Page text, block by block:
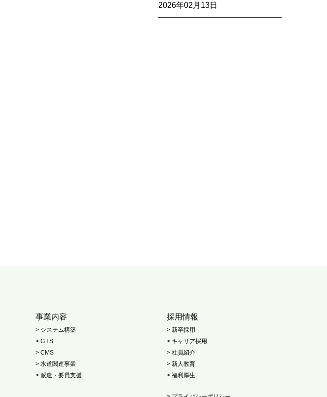
2026年02月13日
事業内容
> システム構築
> G I S
> CMS
> 水道関連事業
> 派遣・要員支援
採用情報
> 新卒採用
> キャリア採用
> 社員紹介
> 新人教育
> 福利厚生